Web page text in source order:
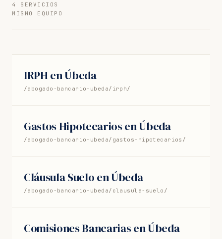
4 SERVICIOS
MISMO EQUIPO
IRPH en Úbeda
/abogado-bancario-ubeda/irph/
Gastos Hipotecarios en Úbeda
/abogado-bancario-ubeda/gastos-hipotecarios/
Cláusula Suelo en Úbeda
/abogado-bancario-ubeda/clausula-suelo/
Comisiones Bancarias en Úbeda